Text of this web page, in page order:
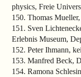
physics, Freie
150. Thomas
151. Sven
Erlebnis Museum,
152. Peter Ihmann,
153. Manfred Beck,
154. Ramona